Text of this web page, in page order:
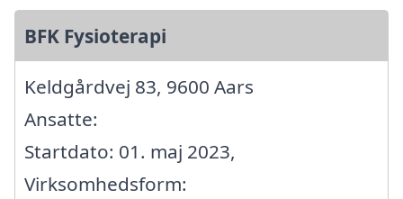
BFK Fysioterapi
Keldgårdvej 83, 9600 Aars
Ansatte:
Startdato: 01. maj 2023,
Virksomhedsform: